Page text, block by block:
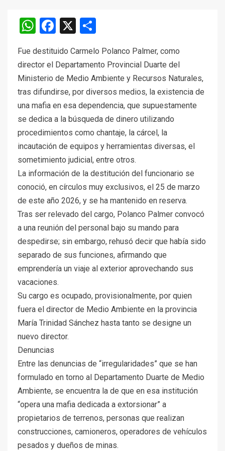
WhatsApp
Facebook
X
Fue destituido Carmelo Polanco Palmer, como
director el Departamento Provincial Duarte del
Ministerio de Medio Ambiente y Recursos Naturales,
tras difundirse, por diversos medios, la existencia de
una mafia en esa dependencia, que supuestamente
se dedica a la búsqueda de dinero utilizando
procedimientos como chantaje, la cárcel, la
incautación de equipos y herramientas diversas, el
sometimiento judicial, entre otros.
La información de la destitución del funcionario se
conoció, en círculos muy exclusivos, el 25 de marzo
de este año 2026, y se ha mantenido en reserva.
Tras ser relevado del cargo, Polanco Palmer convocó
a una reunión del personal bajo su mando para
despedirse; sin embargo, rehusó decir que había sido
separado de sus funciones, afirmando que
emprendería un viaje al exterior aprovechando sus
vacaciones.
Su cargo es ocupado, provisionalmente, por quien
fuera el director de Medio Ambiente en la provincia
María Trinidad Sánchez hasta tanto se designe un
nuevo director.
Denuncias
Entre las denuncias de “irregularidades” que se han
formulado en torno al Departamento Duarte de Medio
Ambiente, se encuentra la de que en esa institución
“opera una mafia dedicada a extorsionar” a
propietarios de terrenos, personas que realizan
construcciones, camioneros, operadores de vehículos
pesados y dueños de minas.